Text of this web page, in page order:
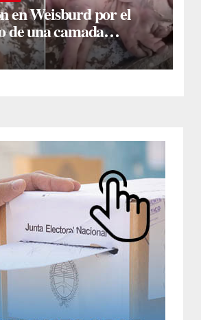
en Weisburd por el
de una camada
graves deformaciones